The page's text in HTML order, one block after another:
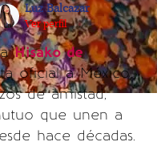
Luz Balcazar
Ver perfil
Hisako de
oficial a México,
de amistad,
que unen a
hace décadas.